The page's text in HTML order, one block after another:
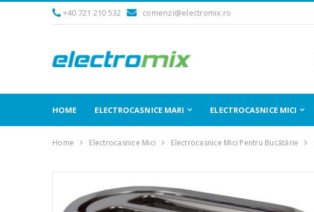
+40 721 210 532 comenzi@electromix.ro
HOME ELECTROCASNICE MARI ELECTROCASNICE MICI
Home Electrocasnice Mici Electrocasnice Mici Pentru Bucătărie